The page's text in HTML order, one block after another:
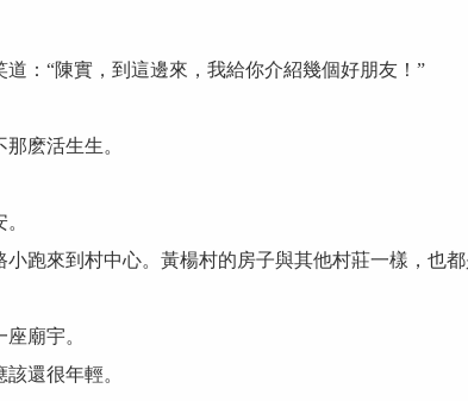
：“陳實，到這邊來，我給你介紹幾個好朋友！”
麽活生生。
來到村中心。黃楊村的房子與其他村莊一樣，也
廟宇。
還很年輕。